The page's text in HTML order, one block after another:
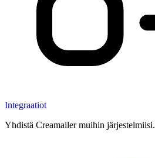
Integraatiot
Yhdistä Creamailer muihin järjestelmiisi.